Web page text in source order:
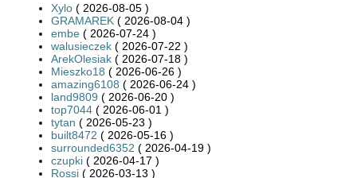
Xylo ( 2026-08-05 )
GRAMAREK ( 2026-08-04 )
embe ( 2026-07-24 )
walusieczek ( 2026-07-22 )
ArekOlesiak ( 2026-07-18 )
Mieszko18 ( 2026-06-26 )
amazing6108 ( 2026-06-24 )
land9809 ( 2026-06-20 )
top7044 ( 2026-06-01 )
tytan ( 2026-05-23 )
built8472 ( 2026-05-16 )
surrounded6352 ( 2026-04-19 )
czupki ( 2026-04-17 )
Rossi ( 2026-03-13 )